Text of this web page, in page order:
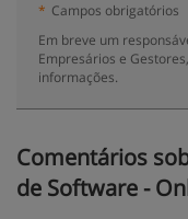
* Campos obrigatórios
Em breve um
Empresários e
informações.
Comentários
de Software -